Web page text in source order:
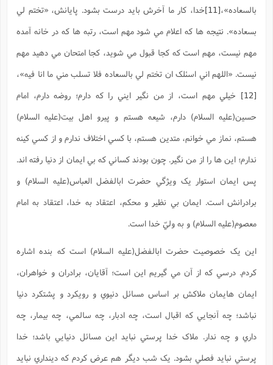
بالسعاده»،[11]
خدا، کار ما آخرش بايد درست بشود. پايانش، «تختم لي
بسعاده». نتيجه ها که اعلام مي شود مهم است، رتبه ها که در خانه آمده
مهم نيست، مهم است که کجا قبول مي شويد، کجا امتحان مي دهيد مهم
نيست. «اللهم اني اسئلک ان تختم لي بالسعاده فلا تسلب مني ما انا فيه»،
خيلي مهم است، از من نگير ايني را که دارم؛ روضه دارم، امام
حسين(علیه السلام) دارم، شيعه هستم و پيرو اهل بيت(علیه السلام)
هستم، نماز مي خوانم، متدين هستم، با کسي اختلاف ندارم و از کسي کينه
ندارم؛ اين ها را از من نگير. چون بودند کساني که بي ايمان از دنيا رفته اند.
پس ايمان استوار يک ويژگي حضرت ابالفضل العباس(علیه السلام) و
برادرانش است. ايمان بي نظير و محکم، اعتقاد به خدا، اعتقاد به امام
معصوم(علیه السلام) و به وليّ خدا است.
اين يک خصوصيت حضرت ابالفضل(علیه السلام) است که بنده اشاره
کردم. درسي که از آن مي گيريم اين است؛ آقايان، برادران و خواهران،
ايمان هايمان ملاکش بر اساس مسائل دنيوي و رويکرد و پشتکرد دنيا
نباشد؛ چه آنجايي که اقبال است، چه ادبار، چه سالمي، چه بيمار، چه
داري و چه ندار. ملاک خدا پرستي نبايد اين مسائل دنيايي باشد؛ خدا
پرستي نبايد فصلي بشود. يک شب ديگر هم عرض کردم که دينداري نبايد